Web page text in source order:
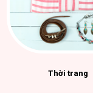
Thời trang